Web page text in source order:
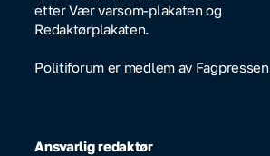
etter Vær varsom-plakaten og
Redaktørplakaten.
Politiforum er medlem av Fagpressen.
Ansvarlig redaktør